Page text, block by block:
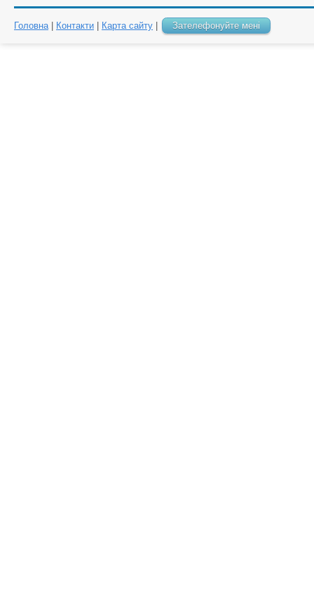
Головна| Контакти Карта сайту Зателефонуйте мені